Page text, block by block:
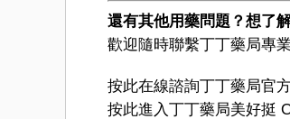
還有其他用藥問題？想了
歡迎隨時聯繫丁丁藥局專
按此在線諮詢丁丁藥局官
按此進入丁丁藥局美好挺